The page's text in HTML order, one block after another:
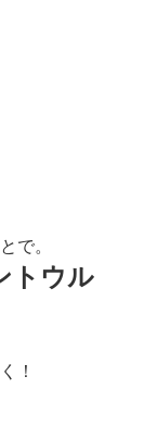
で。
トウル
！